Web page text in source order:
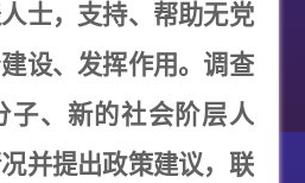
士，支持、帮助无党
设、发挥作用。调查
子、新的社会阶层人
并提出政策建议，联